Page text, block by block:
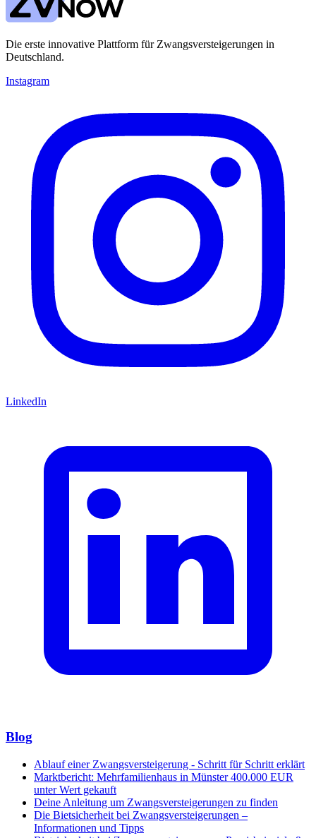
Die erste innovative Plattform für Zwangsversteigerungen in
Deutschland.
Instagram
LinkedIn
Blog
Ablauf einer Zwangsversteigerung - Schritt für Schritt erklärt
Marktbericht: Mehrfamilienhaus in Münster 400.000 EUR
unter Wert gekauft
Deine Anleitung um Zwangsversteigerungen zu finden
Die Bietsicherheit bei Zwangsversteigerungen –
Informationen und Tipps